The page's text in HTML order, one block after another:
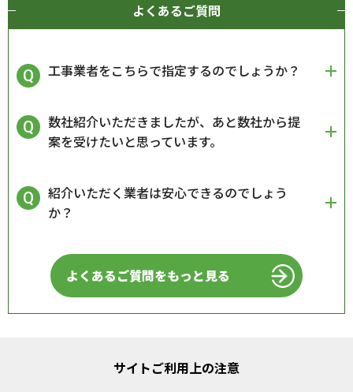
よくあるご質問
工事業者をこちらで指定するのでしょうか？
数社紹介いただきましたが、あと数社から提
案を受けたいと思っています。
紹介いただく業者は安心できるのでしょう
か？
よくあるご質問をもっと見る
サイトご利用上の注意